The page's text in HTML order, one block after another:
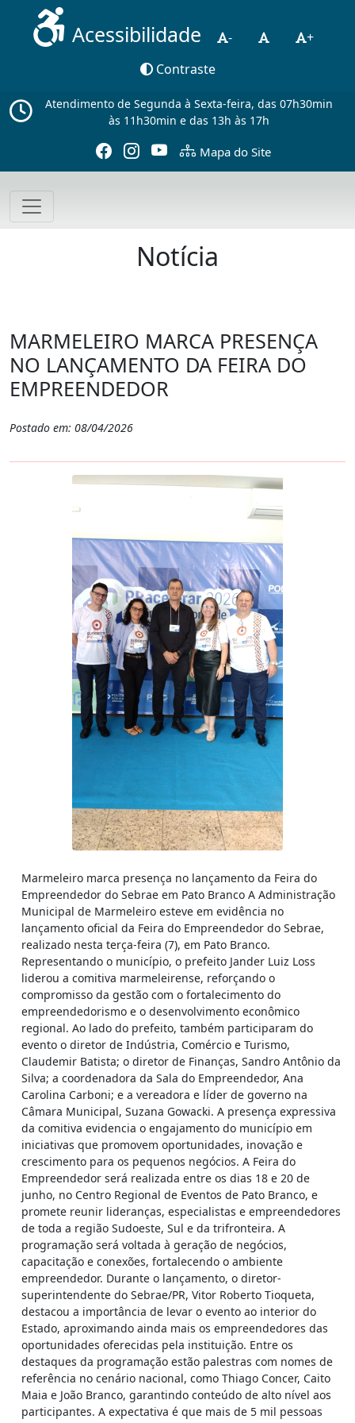
Acessibilidade -
+
Contraste
Atendimento de Segunda à Sexta-feira, das 07h30min
às 11h30min e das 13h às 17h
Mapa do Site
Notícia
MARMELEIRO MARCA PRESENÇA
NO LANÇAMENTO DA FEIRA DO
EMPREENDEDOR
Postado em: 08/04/2026
Marmeleiro marca presença no lançamento da Feira do
Empreendedor do Sebrae em Pato Branco A Administração
Municipal de Marmeleiro esteve em evidência no
lançamento oficial da Feira do Empreendedor do Sebrae,
realizado nesta terça-feira (7), em Pato Branco.
Representando o município, o prefeito Jander Luiz Loss
liderou a comitiva marmeleirense, reforçando o
compromisso da gestão com o fortalecimento do
empreendedorismo e o desenvolvimento econômico
regional. Ao lado do prefeito, também participaram do
evento o diretor de Indústria, Comércio e Turismo,
Claudemir Batista; o diretor de Finanças, Sandro Antônio da
Silva; a coordenadora da Sala do Empreendedor, Ana
Carolina Carboni; e a vereadora e líder de governo na
Câmara Municipal, Suzana Gowacki. A presença expressiva
da comitiva evidencia o engajamento do município em
iniciativas que promovem oportunidades, inovação e
crescimento para os pequenos negócios. A Feira do
Empreendedor será realizada entre os dias 18 e 20 de
junho, no Centro Regional de Eventos de Pato Branco, e
promete reunir lideranças, especialistas e empreendedores
de toda a região Sudoeste, Sul e da trifronteira. A
programação será voltada à geração de negócios,
capacitação e conexões, fortalecendo o ambiente
empreendedor. Durante o lançamento, o diretor-
superintendente do Sebrae/PR, Vitor Roberto Tioqueta,
destacou a importância de levar o evento ao interior do
Estado, aproximando ainda mais os empreendedores das
oportunidades oferecidas pela instituição. Entre os
destaques da programação estão palestras com nomes de
referência no cenário nacional, como Thiago Concer, Caito
Maia e João Branco, garantindo conteúdo de alto nível aos
participantes. A expectativa é que mais de 5 mil pessoas